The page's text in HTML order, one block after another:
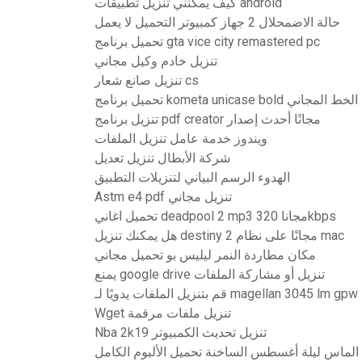
حالة الاضمحلال 2 جهاز كمبيوتر التحميل لا يعمل
تحميل برنامج gta vice city remastered pc
تنزيل خادم وكيل مجاني
تنزيل صانع شعار cs
تحميل برنامج kometa unicase bold الخط المجاني
تنزيل برنامج pdf creator مجانًا أحدث إصدار
ويندوز خدمة عامل تنزيل الملفات
شركة الأبطال تنزيل تعديل
الهدوء الرسم البياني لتنزيلات التطبيق
Astm e4 pdf تنزيل مجاني
تحميل اغاني deadpool 2 mp3 مجانا 320kbps
هل يمكنك تنزيل destiny 2 مجانًا على نظام mac
مكان مطاردة النمر ليليس بو تحميل مجاني
يمنع google drive تنزيل أو مشاركة الملفات
قم بتنزيل الملفات يدويًا لـ magellan 3045 lm gpw
Wget تنزيل ملفات مرقمة
Nba 2k19 تنزيل تحديث الكمبيوتر
الماس ليلة أغسطس الساخنة تحميل الألبوم الكامل